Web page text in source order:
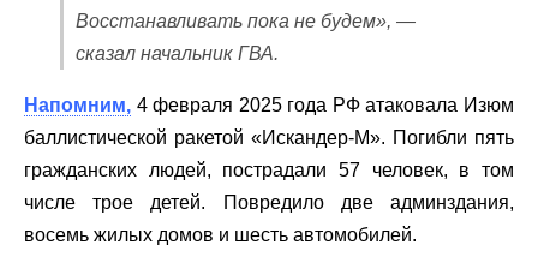
Восстанавливать пока не будем», —
сказал начальник ГВА.
Напомним, 4 февраля 2025 года РФ атаковала Изюм
баллистической ракетой «Искандер-М». Погибли пять
гражданских людей, пострадали 57 человек, в том
числе трое детей. Повредило две админздания,
восемь жилых домов и шесть автомобилей.